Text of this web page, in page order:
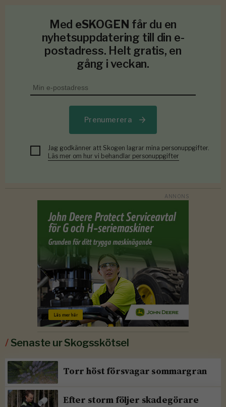
Med eSKOGEN får du en
nyhetsuppdatering till din e-
postadress. Helt gratis, en
gång i veckan.
Prenumerera
Jag godkänner att Skogen lagrar mina personuppgifter.
Läs mer om hur vi behandlar personuppgifter
/Senaste ur Skogsskötsel
Torr höst försvagar sommargran
Efter storm följer skadegörare